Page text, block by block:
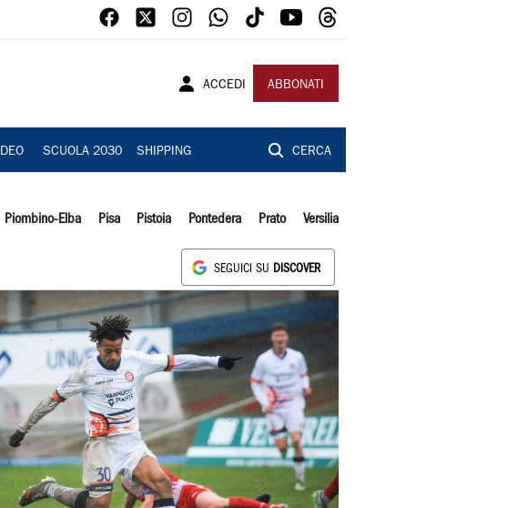
ACCEDI ABBONATI
SCUOLA 2030 SHIPPING CERCA
Piombino-Elba Pisa Pistoia Pontedera Prato Versilia
SEGUICI SU DISCOVER